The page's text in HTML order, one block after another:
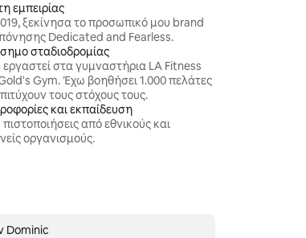
εμπειρίας
ξεκίνησα το προσωπικό μου brand
Dedicated and Fearless.
σταδιοδρομίας
στα γυμναστήρια LA Fitness
Gym. Έχω βοηθήσει 1.000 πελάτες
τους στόχους τους.
και εκπαίδευση
από εθνικούς και
οργανισμούς.
Dominic